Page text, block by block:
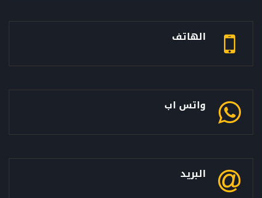
الهاتف
واتس اب
البريد